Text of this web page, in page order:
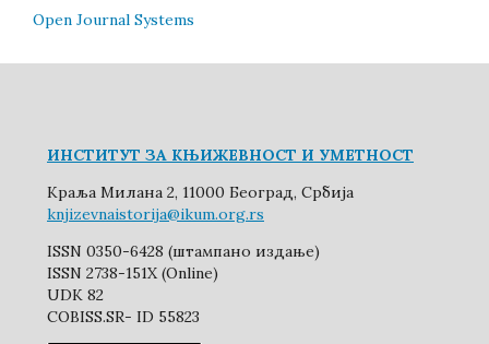
Open Journal Systems
ИНСТИТУТ ЗА КЊИЖЕВНОСТ И УМЕТНОСТ
Краља Милана 2, 11000 Београд, Србија
knjizevnaistorija@ikum.org.rs
ISSN 0350-6428 (штампано издање)
ISSN 2738-151X (Online)
UDK 82
COBISS.SR- ID 55823